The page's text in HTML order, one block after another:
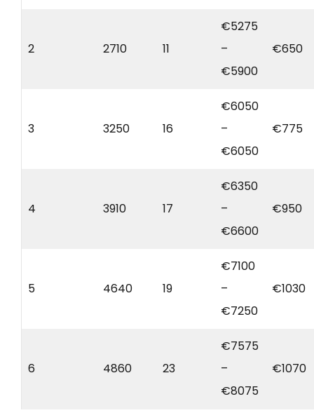
2 2710 11
€5275
–
€5900
€650
3 3250 16
€6050
–
€6050
€775
4 3910 17
€6350
–
€6600
€950
5 4640 19
€7100
–
€7250
€1030
6 4860 23
€7575
–
€8075
€1070